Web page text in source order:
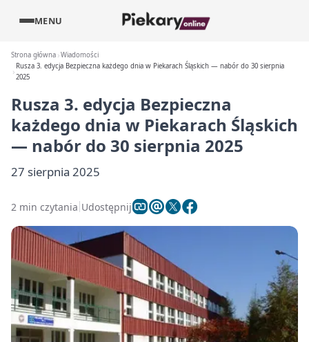
MENU
Strona główna Wiadomości
Rusza 3. edycja Bezpieczna każdego dnia w Piekarach Śląskich — nabór do 30 sierpnia
2025
Rusza 3. edycja Bezpieczna
każdego dnia w Piekarach Śląskich
— nabór do 30 sierpnia 2025
27 sierpnia 2025
2 min czytania Udostępnij